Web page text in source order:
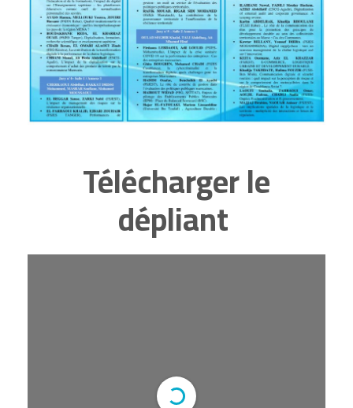
Télécharger le
dépliant